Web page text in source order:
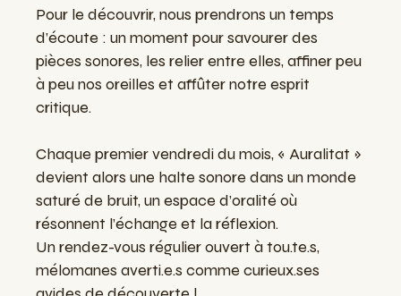
Pour le découvrir, nous prendrons un temps
d’écoute : un moment pour savourer des
pièces sonores, les relier entre elles, affiner peu
à peu nos oreilles et affûter notre esprit
critique.
Chaque premier vendredi du mois, « Auralitat »
devient alors une halte sonore dans un monde
saturé de bruit, un espace d’oralité où
résonnent l’échange et la réflexion.
Un rendez-vous régulier ouvert à tou.te.s,
mélomanes averti.e.s comme curieux.ses